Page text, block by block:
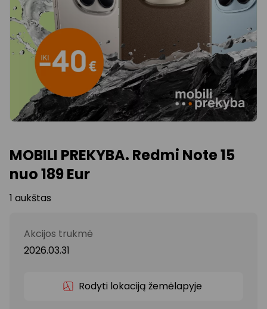
MOBILI PREKYBA. Redmi Note 15
nuo 189 Eur
1 aukštas
Akcijos trukmė
2026.03.31
Rodyti lokaciją žemėlapyje